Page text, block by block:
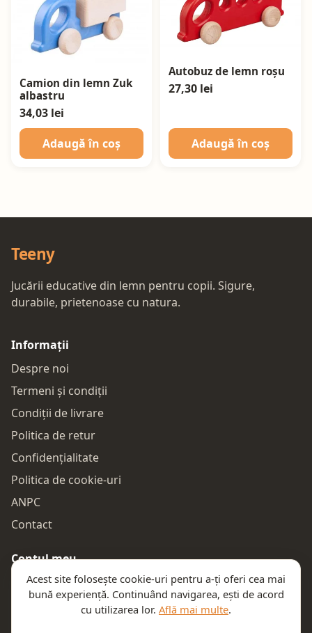
Camion din lemn Zuk
albastru
34,03 lei
Adaugă în coș
Autobuz de lemn roșu
27,30 lei
Adaugă în coș
Teeny
Jucării educative din lemn pentru copii. Sigure,
durabile, prietenoase cu natura.
Informații
Despre noi
Termeni și condiții
Condiții de livrare
Politica de retur
Confidențialitate
Politica de cookie-uri
ANPC
Contact
Contul meu
Autentificare
Comenzile mele
Acest site folosește cookie-uri pentru a-ți oferi cea mai
bună experiență. Continuând navigarea, ești de acord
cu utilizarea lor. Află mai multe.